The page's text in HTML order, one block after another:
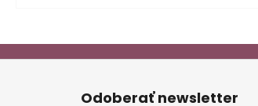
Z
Odoberať newsletter